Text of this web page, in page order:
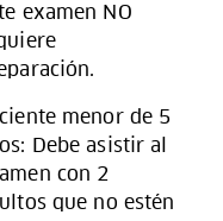
examen NO
menor de 5
Debe asistir al
con 2
que no estén